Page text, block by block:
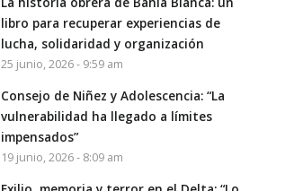
libro para recuperar experiencias de
lucha, solidaridad y organización
25 junio, 2026 - 9:59 am
Consejo de Niñez y Adolescencia: “La
vulnerabilidad ha llegado a límites
impensados”
19 junio, 2026 - 8:09 am